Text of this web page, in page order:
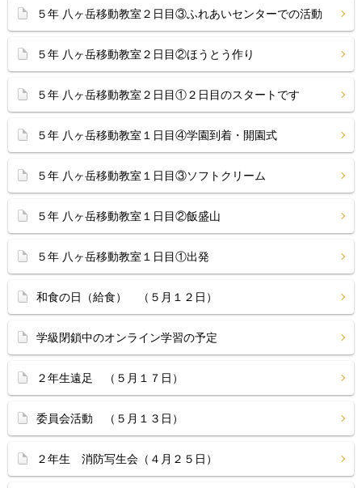
５年 八ヶ岳移動教室２日目③ふれあいセンターでの活動
５年 八ヶ岳移動教室２日目②ほうとう作り
５年 八ヶ岳移動教室２日目①２日目のスタートです
５年 八ヶ岳移動教室１日目④学園到着・開園式
５年 八ヶ岳移動教室１日目③ソフトクリーム
５年 八ヶ岳移動教室１日目②飯盛山
５年 八ヶ岳移動教室１日目①出発
和食の日（給食） （５月１２日）
学級閉鎖中のオンライン学習の予定
２年生遠足 （５月１７日）
委員会活動 （５月１３日）
２年生 消防写生会（４月２５日）